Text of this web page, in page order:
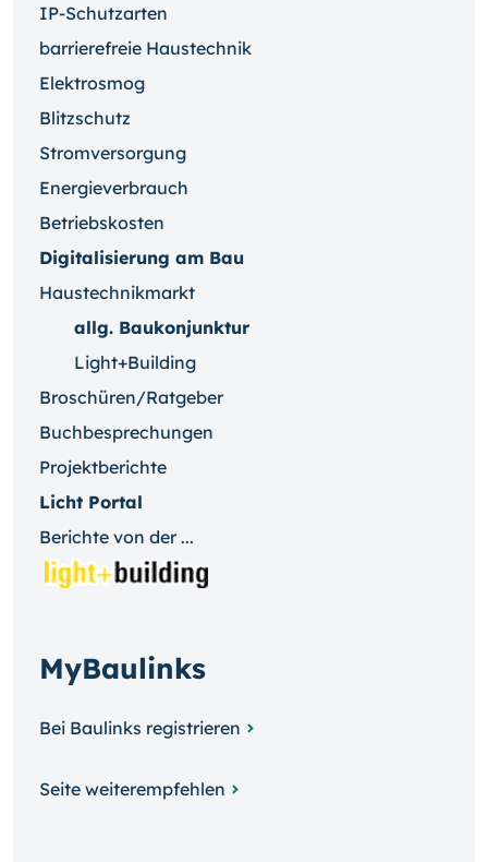
IP-Schutzarten
barrierefreie Haustechnik
Elektrosmog
Blitzschutz
Stromversorgung
Energieverbrauch
Betriebskosten
Digitalisierung am Bau
Haustechnikmarkt
allg. Baukonjunktur
Light+Building
Broschüren/Ratgeber
Buchbesprechungen
Projektberichte
Licht Portal
Berichte von der ...
MyBaulinks
Bei Baulinks registrieren
Seite weiterempfehlen